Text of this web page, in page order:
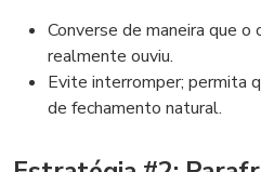
Converse de maneira que
realmente ouviu.
Evite interromper; permita
de fechamento natural.